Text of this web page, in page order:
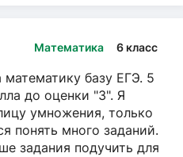
Математика 6 класс
математику базу ЕГЭ. 5
до оценки "3". Я
умножения, только
понять много заданий.
задания подучить для